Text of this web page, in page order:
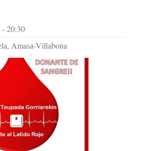
- 20:30
Amasa-Villabona